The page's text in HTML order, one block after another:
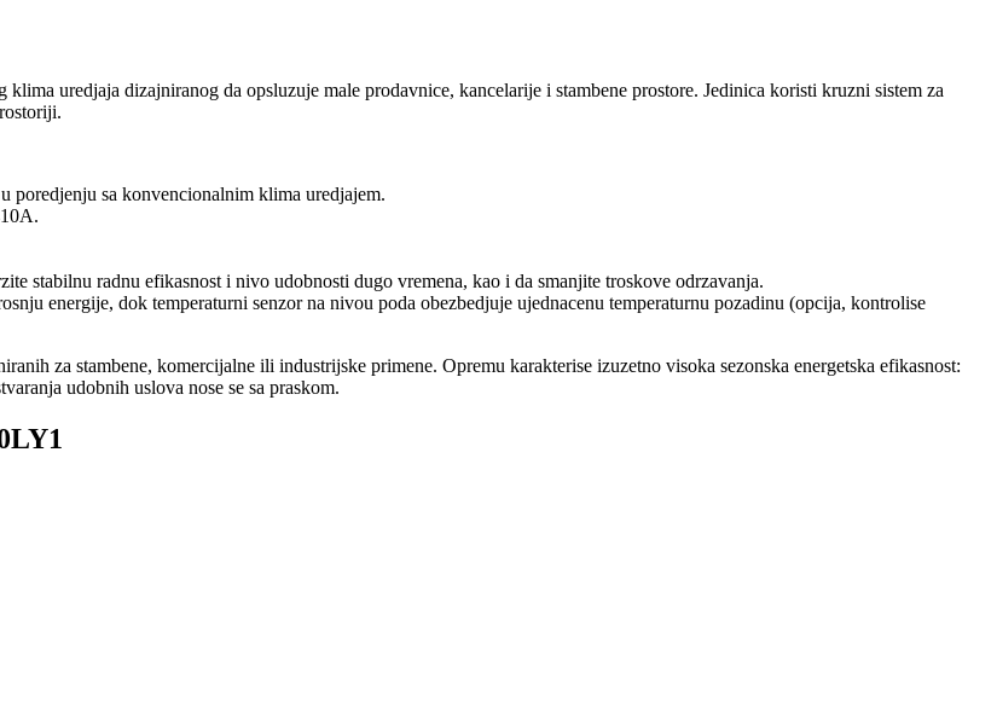
uredjaja dizajniranog da opsluzuje male prodavnice, kancelarije i stambene prostore. Jedinica koristi kruzni sistem za
poredjenju sa konvencionalnim klima uredjajem.
stabilnu radnu efikasnost i nivo udobnosti dugo vremena, kao i da smanjite troskove odrzavanja.
energije, dok temperaturni senzor na nivou poda obezbedjuje ujednacenu temperaturnu pozadinu (opcija, kontrolise
za stambene, komercijalne ili industrijske primene. Opremu karakterise izuzetno visoka sezonska energetska efikasnost:
udobnih uslova nose se sa praskom.